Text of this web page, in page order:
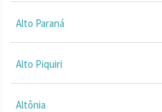
Alto Paraná
Alto Piquiri
Altônia